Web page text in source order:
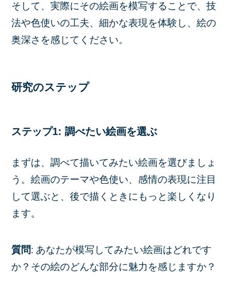
そして、実際にその絵画を模写することで、技
法や色使いの工夫、細かな表現を体験し、絵の
奥深さを感じてください。
研究のステップ
ステップ1: 調べたい絵画を選ぶ
まずは、調べて描いてみたい絵画を選びましょ
う。絵画のテーマや色使い、感情の表現に注目
して選ぶと、後で描くときにもっと楽しくなり
ます。
質問: あなたが模写してみたい絵画はどれです
か？その絵のどんな部分に魅力を感じますか？